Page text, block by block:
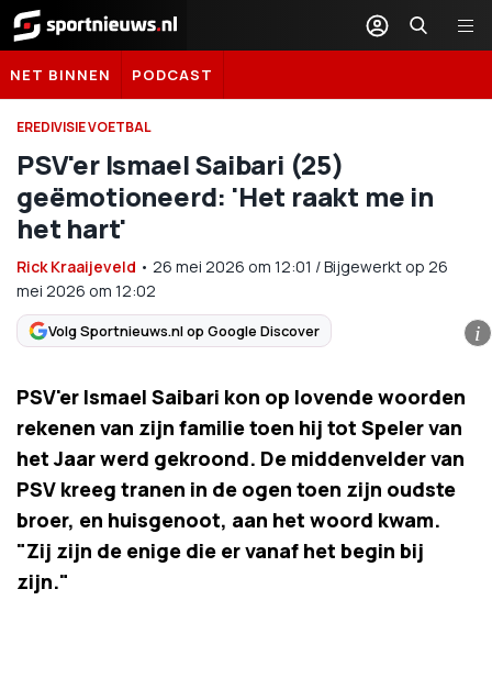
Sportnieuws.nl
NET BINNEN PODCAST
EREDIVISIE VOETBAL
PSV'er Ismael Saibari (25)
geëmotioneerd: 'Het raakt me in
het hart'
Rick Kraaijeveld • 26 mei 2026 om 12:01 /Bijgewerkt op 26
mei 2026 om 12:02
Volg Sportnieuws.nl op Google Discover i
PSV'er Ismael Saibari kon op lovende woorden
rekenen van zijn familie toen hij tot Speler van
het Jaar werd gekroond. De middenvelder van
PSV kreeg tranen in de ogen toen zijn oudste
broer, en huisgenoot, aan het woord kwam.
"Zij zijn de enige die er vanaf het begin bij
zijn."